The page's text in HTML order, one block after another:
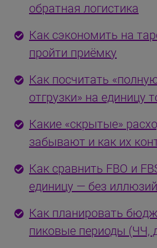
обратная логистика
Как сэкономить на
пройти приёмку
Как посчитать
отгрузки» на единицу
Какие «скрытые»
забывают и как их
Как сравнить FBO и
единицу — без иллюзий
Как планировать
пиковые периоды (ЧЧ,